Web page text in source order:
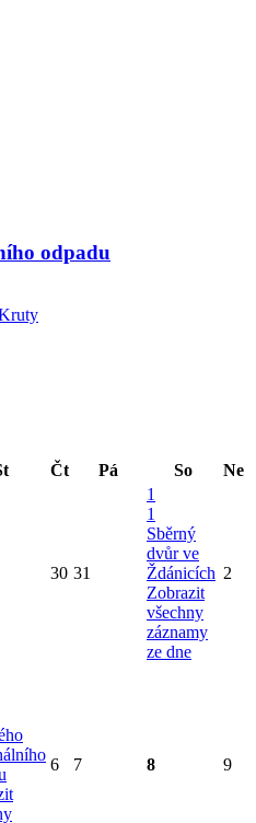
odpadu
Čt Pá So Ne
30 31
1
1
Sběrný
dvůr ve
Ždánicích
Zobrazit
všechny
záznamy
ze dne
2
6 7 8 9